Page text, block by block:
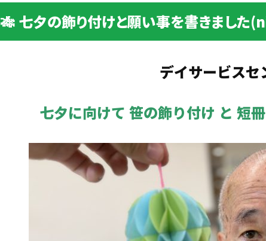
🎋 七夕の飾り付けと願い事を書きました
デイサービスセ
七夕に向けて 笹の飾り付け と 短